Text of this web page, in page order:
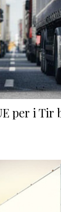
per i Tir